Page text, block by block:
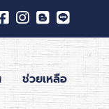
ช่วยเหลือ